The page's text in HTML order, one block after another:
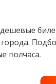
полчаса.